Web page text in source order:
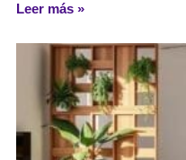
Leer más »